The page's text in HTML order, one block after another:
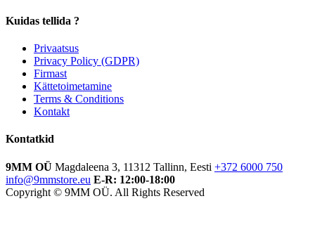
Kuidas tellida ?
Privaatsus
Privacy Policy (GDPR)
Firmast
Kättetoimetamine
Terms & Conditions
Kontakt
Kontatkid
9MM OÜ Magdaleena 3, 11312 Tallinn, Eesti +372 6000 750
info@9mmstore.eu E-R: 12:00-18:00
Copyright © 9MM OÜ. All Rights Reserved